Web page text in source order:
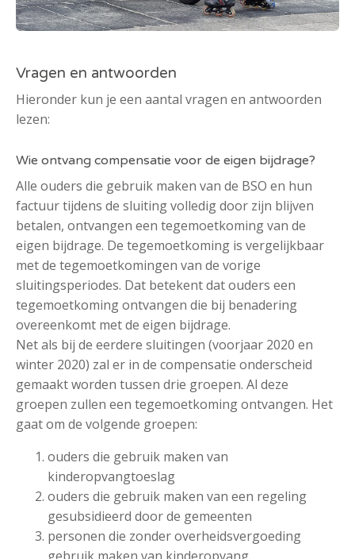
Vragen en antwoorden
Hieronder kun je een aantal vragen en antwoorden
lezen:
Wie ontvang compensatie voor de eigen bijdrage?
Alle ouders die gebruik maken van de BSO en hun
factuur tijdens de sluiting volledig door zijn blijven
betalen, ontvangen een tegemoetkoming van de
eigen bijdrage. De tegemoetkoming is vergelijkbaar
met de tegemoetkomingen van de vorige
sluitingsperiodes. Dat betekent dat ouders een
tegemoetkoming ontvangen die bij benadering
overeenkomt met de eigen bijdrage.
Net als bij de eerdere sluitingen (voorjaar 2020 en
winter 2020) zal er in de compensatie onderscheid
gemaakt worden tussen drie groepen. Al deze
groepen zullen een tegemoetkoming ontvangen. Het
gaat om de volgende groepen:
ouders die gebruik maken van
kinderopvangtoeslag
ouders die gebruik maken van een regeling
gesubsidieerd door de gemeenten
personen die zonder overheidsvergoeding